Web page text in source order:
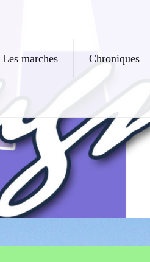
Les marches Chroniques